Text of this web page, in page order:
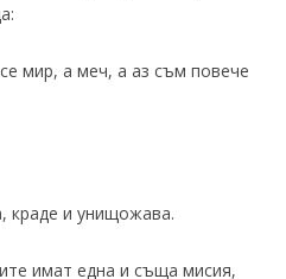
мир, а меч, а аз съм повече
краде и унищожава.
имат една и съща мисия,